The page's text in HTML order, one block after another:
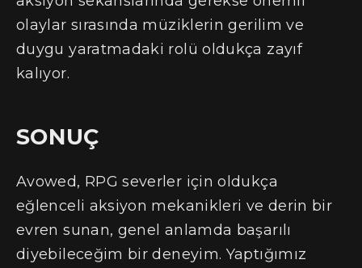
olaylar sırasında müziklerin gerilim ve
duygu yaratmadaki rolü oldukça zayıf
kalıyor.
SONUÇ
Avowed, RPG severler için oldukça
eğlenceli aksiyon mekanikleri ve derin bir
evren sunan, genel anlamda başarılı
diyebileceğim bir deneyim. Yaptığımız